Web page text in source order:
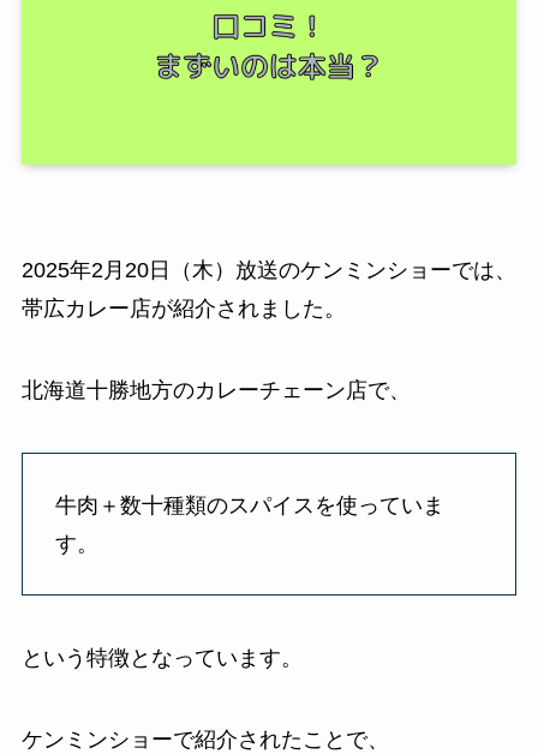
2025年2月20日（木）放送のケンミンショーでは、
帯広カレー店が紹介されました。
北海道十勝地方のカレーチェーン店で、
牛肉＋数十種類のスパイスを使っていま
す。
という特徴となっています。
ケンミンショーで紹介されたことで、